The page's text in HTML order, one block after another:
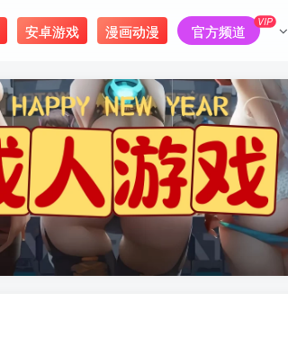
安卓游戏 漫画动漫 官方频道
VIP